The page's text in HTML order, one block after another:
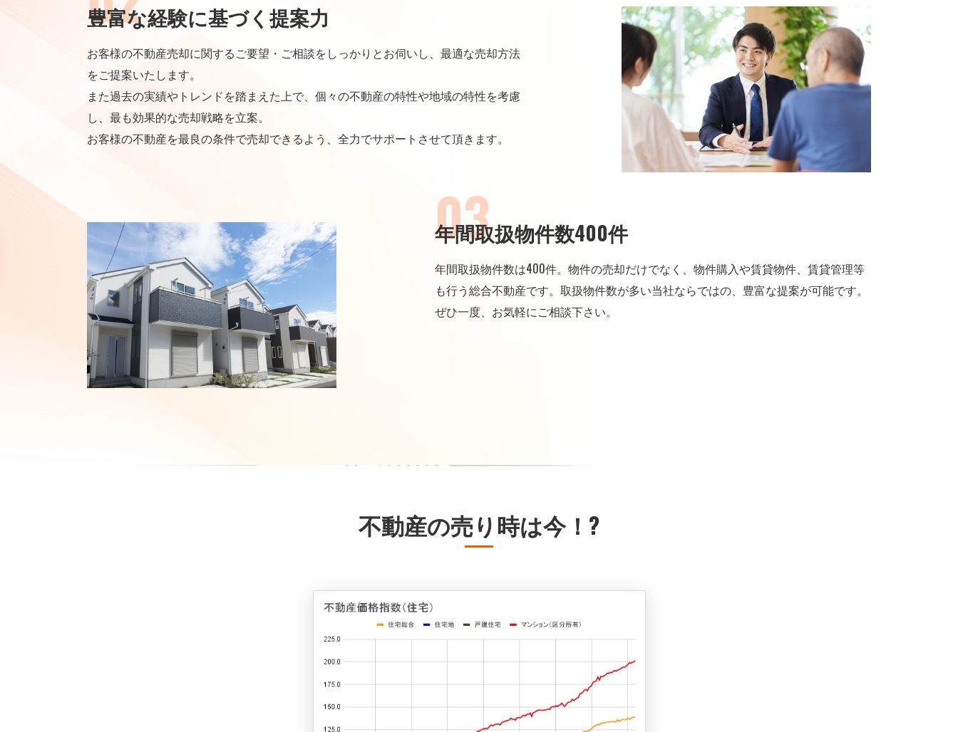
豊富な経験に基づく提案力
お客様の不動産売却に関するご要望・ご相談をしっかりとお伺いし、最適な売却方法
をご提案いたします。
また過去の実績やトレンドを踏まえた上で、個々の不動産の特性や地域の特性を考慮
し、最も効果的な売却戦略を立案。
お客様の不動産を最良の条件で売却できるよう、全力でサポートさせて頂きます。
年間取扱物件数400件
年間取扱物件数は400件。物件の売却だけでなく、物件購入や賃貸物件、賃貸管理等
も行う総合不動産です。取扱物件数が多い当社ならではの、豊富な提案が可能です。
ぜひ一度、お気軽にご相談下さい。
不動産の売り時は今！?